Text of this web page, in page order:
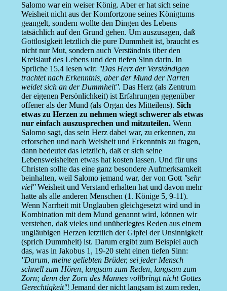
Salomo war ein weiser König. Aber er hat sich seine
Weisheit nicht aus der Komfortzone seines Königtums
geangelt, sondern wollte den Dingen des Lebens
tatsächlich auf den Grund gehen. Um auszusagen, daß
Gottlosigkeit letztlich die pure Dummheit ist, braucht es
nicht nur Mut, sondern auch Verständnis über den
Kreislauf des Lebens und den tiefen Sinn darin. In
Sprüche 15,4 lesen wir: ''Das Herz der Verständigen
trachtet nach Erkenntnis, aber der Mund der Narren
weidet sich an der Dummheit''. Das Herz (als Zentrum
der eigenen Persönlichkeit) ist Erfahrungen gegenüber
offener als der Mund (als Organ des Mitteilens). Sich
etwas zu Herzen zu nehmen wiegt schwerer als etwas
nur einfach auszusprechen und mitzuteilen.Wenn
Salomo sagt, das sein Herz dabei war, zu erkennen, zu
erforschen und nach Weisheit und Erkenntnis zu fragen,
dann bedeutet das letztlich, daß er sich seine
Lebensweisheiten etwas hat kosten lassen. Und für uns
Christen sollte das eine ganz besondere Aufmerksamkeit
beinhalten, weil Salomo jemand war, der von Gott ''sehr
viel''Weisheit und Verstand erhalten hat und davon mehr
hatte als alle anderen Menschen (1. Könige 5, 9-11).
Wenn Narrheit mit Unglauben gleichgesetzt wird und in
Kombination mit dem Mund genannt wird, können wir
verstehen, daß vieles und unüberlegtes Reden aus einem
ungläubigen Herzen letztlich der Gipfel der Unsinnigkeit
(sprich Dummheit) ist. Darum ergibt zum Beispiel auch
das, was in Jakobus 1, 19-20 steht einen tiefen Sinn:
''Darum, meine geliebten Brüder, sei jeder Mensch
schnell zum Hören, langsam zum Reden, langsam zum
Zorn; denn der Zorn des Mannes vollbringt nicht Gottes
Gerechtigkeit''! Jemand der nicht langsam ist zum reden,